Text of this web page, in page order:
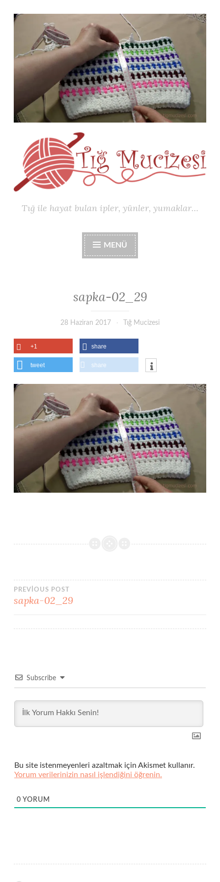
İçeriğe
Tığ ile hayat bulan ipler, yünler, yumaklar…
MENÜ
sapka-02_29
28 Haziran 2017 Tığ Mucizesi
+1 share
tweet share
Yazı
PREVIOUS POST
sapka-02_29
Subscribe
Bu site istenmeyenleri azaltmak için Akismet kullanır.
Yorum verilerinizin nasıl işlendiğini öğrenin.
0 YORUM